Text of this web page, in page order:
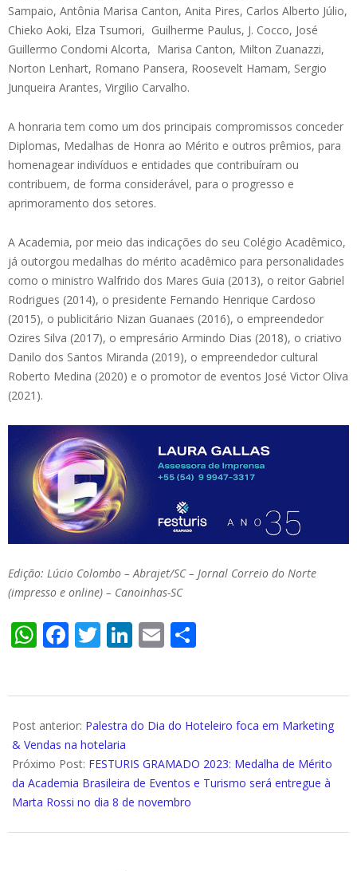
Sampaio, Antônia Marisa Canton, Anita Pires, Carlos Alberto Júlio,
Chieko Aoki, Elza Tsumori, Guilherme Paulus, J. Cocco, José
Guillermo Condomi Alcorta, Marisa Canton, Milton Zuanazzi,
Norton Lenhart, Romano Pansera, Roosevelt Hamam, Sergio
Junqueira Arantes, Virgilio Carvalho.
A honraria tem como um dos principais compromissos conceder
Diplomas, Medalhas de Honra ao Mérito e outros prêmios, para
homenagear indivíduos e entidades que contribuíram ou
contribuem, de forma considerável, para o progresso e
aprimoramento dos setores.
A Academia, por meio das indicações do seu Colégio Acadêmico,
já outorgou medalhas do mérito acadêmico para personalidades
como o ministro Walfrido dos Mares Guia (2013), o reitor Gabriel
Rodrigues (2014), o presidente Fernando Henrique Cardoso
(2015), o publicitário Nizan Guanaes (2016), o empreendedor
Ozires Silva (2017), o empresário Armindo Dias (2018), o criativo
Danilo dos Santos Miranda (2019), o empreendedor cultural
Roberto Medina (2020) e o promotor de eventos José Victor Oliva
(2021).
Edição: Lúcio Colombo – Abrajet/SC – Jornal Correio do Norte
(impresso e online) – Canoinhas-SC
WhatsApp
Facebook
Twitter
LinkedIn
Email
11-
05
Post anterior: Palestra do Dia do Hoteleiro foca em Marketing
& Vendas na hotelaria
Próximo Post: FESTURIS GRAMADO 2023: Medalha de Mérito
da Academia Brasileira de Eventos e Turismo será entregue à
Marta Rossi no dia 8 de novembro